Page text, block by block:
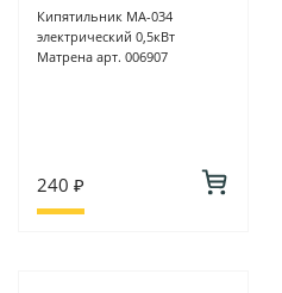
Кипятильник МА-034
электрический 0,5кВт
Матрена арт. 006907
240 ₽